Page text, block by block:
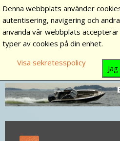
Denna webbplats använder
autentisering, navigering och
använda vår webbplats
typer av cookies på din enhet.
Visa sekretesspolicy